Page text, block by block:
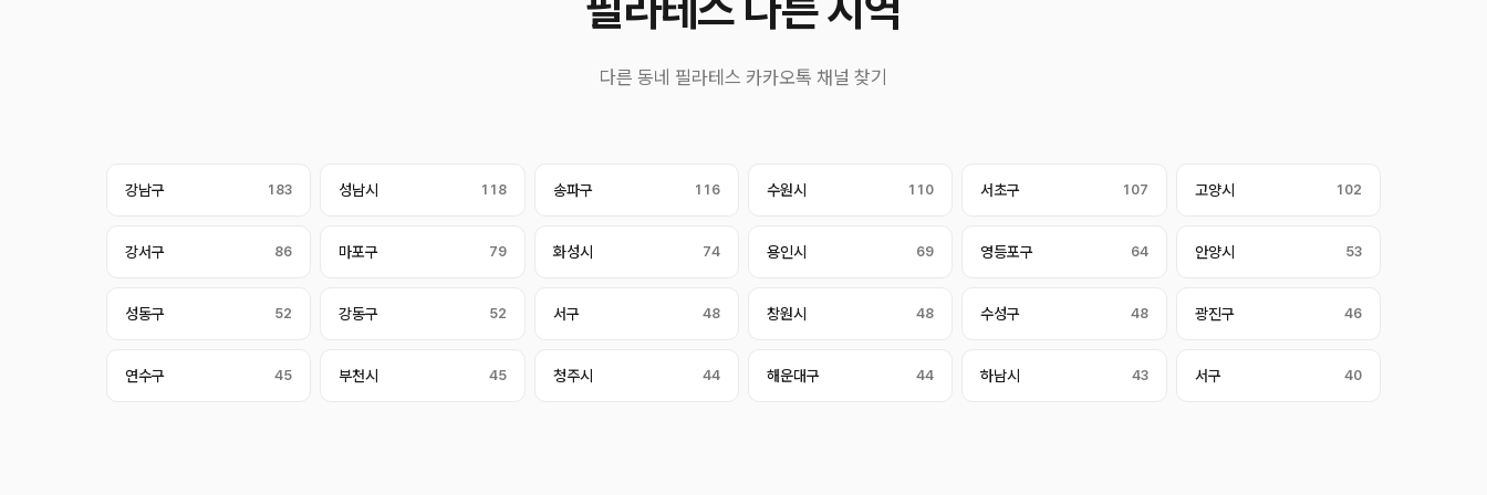
다른 동네 필라테스 카카오톡 채널 찾기
강남구 183 성남시 118 송파구 116 수원시 110 서초구 107 고양시 102
강서구 86 마포구 79 화성시 74 용인시 69 영등포구 64 안양시 53
성동구 52 강동구 52 서구 48 창원시 48 수성구 48 광진구 46
연수구 45 부천시 45 청주시 44 해운대구 44 하남시 43 서구 40